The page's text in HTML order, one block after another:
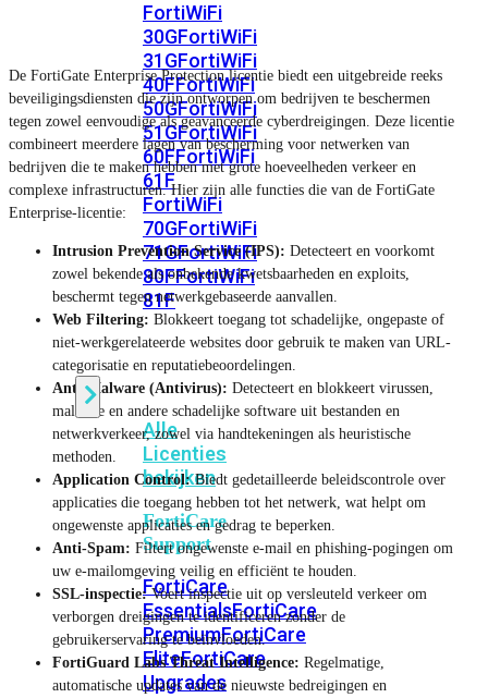
FortiWiFi
30GFortiWiFi
31GFortiWiFi
40FFortiWiFi
50GFortiWiFi
51GFortiWiFi
60FFortiWiFi
61F
FortiWiFi
70GFortiWiFi
71GFortiWiFi
80FFortiWiFi
81F
Licentie
Alle
Licenties
bekijken
FortiCare
Support
FortiCare
EssentialsFortiCare
PremiumFortiCare
EliteFortiCare
Upgrades
De FortiGate Enterprise Protection licentie biedt een uitgebreide reeks
beveiligingsdiensten die zijn ontworpen om bedrijven te beschermen
tegen zowel eenvoudige als geavanceerde cyberdreigingen. Deze licentie
combineert meerdere lagen van bescherming voor netwerken van
bedrijven die te maken hebben met grote hoeveelheden verkeer en
complexe infrastructuren. Hier zijn alle functies die van de FortiGate
Enterprise-licentie:
Intrusion Prevention Service (IPS): Detecteert en voorkomt
zowel bekende als onbekende kwetsbaarheden en exploits,
beschermt tegen netwerkgebaseerde aanvallen.
Web Filtering: Blokkeert toegang tot schadelijke, ongepaste of
niet-werkgerelateerde websites door gebruik te maken van URL-
categorisatie en reputatiebeoordelingen.
Anti-Malware (Antivirus): Detecteert en blokkeert virussen,
malware en andere schadelijke software uit bestanden en
netwerkverkeer, zowel via handtekeningen als heuristische
methoden.
Application Control:Biedt gedetailleerde beleidscontrole over
applicaties die toegang hebben tot het netwerk, wat helpt om
ongewenste applicaties en gedrag te beperken.
Anti-Spam: Filtert ongewenste e-mail en phishing-pogingen om
uw e-mailomgeving veilig en efficiënt te houden.
SSL-inspectie:Voert inspectie uit op versleuteld verkeer om
verborgen dreigingen te identificeren zonder de
gebruikerservaring te beïnvloeden.
FortiGuard Labs Threat Intelligence: Regelmatige,
automatische updates van de nieuwste bedreigingen en